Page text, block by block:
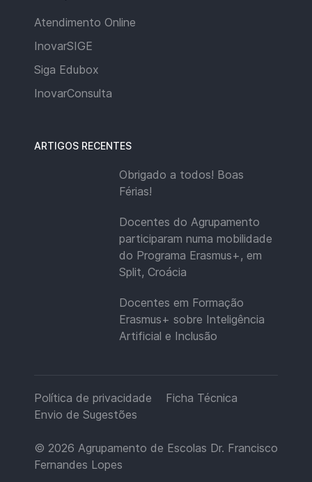
Atendimento Online
InovarSIGE
Siga Edubox
InovarConsulta
ARTIGOS RECENTES
Obrigado a todos! Boas
Férias!
Docentes do Agrupamento
participaram numa mobilidade
do Programa Erasmus+, em
Split, Croácia
Docentes em Formação
Erasmus+ sobre Inteligência
Artificial e Inclusão
Política de privacidade
Ficha Técnica
Envio de Sugestões
© 2026 Agrupamento de Escolas Dr. Francisco
Fernandes Lopes